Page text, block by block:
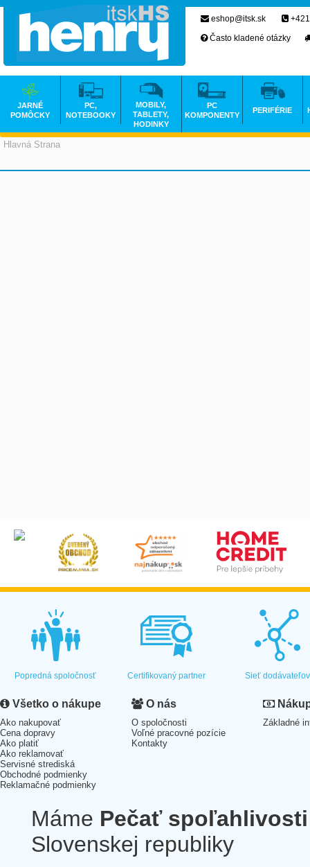
Hlavná Strana
eshop@itsk.sk
Často kladené otázky
JARNÉ
POMÔCKY
PC,
NOTEBOOKY
MOBILY,
TABLETY,
HODINKY
PC
KOMPONENTY
PERIFÉRIE
Popredná spoločnosť Certifikovaný partner Sieť dodávateľov
Všetko o nákupe
Ako nakupovať
Cena dopravy
Ako platiť
Ako reklamovať
Servisné strediská
Obchodné podmienky
Reklamačné podmienky
O nás
O spoločnosti
Voľné pracovné pozície
Kontakty
Základné
Máme Pečať spoľahlivosti
Slovenskej republiky